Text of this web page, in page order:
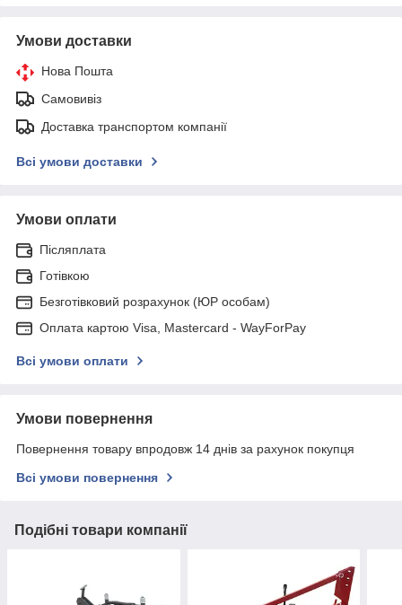
Умови доставки
Нова Пошта
Самовивіз
Доставка транспортом компанії
Всі умови доставки
Умови оплати
Післяплата
Готівкою
Безготівковий розрахунок (ЮР особам)
Оплата картою Visa, Mastercard - WayForPay
Всі умови оплати
Умови повернення
Повернення товару впродовж 14 днів за рахунок покупця
Всі умови повернення
Подібні товари компанії